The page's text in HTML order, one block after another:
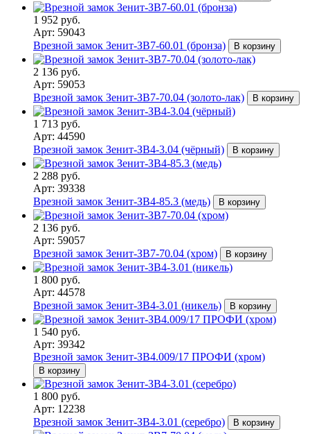
1 952 руб.
Арт: 59043
Врезной замок Зенит-ЗВ7-60.01 (бронза)
В корзину
2 136 руб.
Арт: 59053
Врезной замок Зенит-ЗВ7-70.04 (золото-лак)
В корзину
1 713 руб.
Арт: 44590
Врезной замок Зенит-ЗВ4-3.04 (чёрный)
В корзину
2 288 руб.
Арт: 39338
Врезной замок Зенит-ЗВ4-85.3 (медь)
В корзину
2 136 руб.
Арт: 59057
Врезной замок Зенит-ЗВ7-70.04 (хром)
В корзину
1 800 руб.
Арт: 44578
Врезной замок Зенит-ЗВ4-3.01 (никель)
В корзину
1 540 руб.
Арт: 39342
Врезной замок Зенит-ЗВ4.009/17 ПРОФИ (хром)
В корзину
1 800 руб.
Арт: 12238
Врезной замок Зенит-ЗВ4-3.01 (серебро)
В корзину